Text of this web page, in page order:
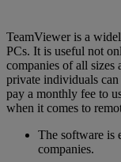
TeamViewer is a
PCs. It is useful not
companies of all sizes
private individuals can
pay a monthly fee to
when it comes to
The software is
companies.